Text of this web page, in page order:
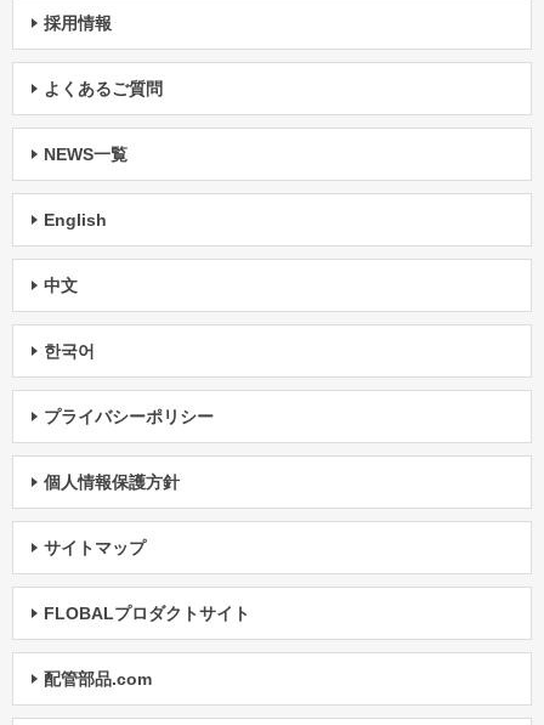
採用情報
よくあるご質問
NEWS一覧
English
中文
한국어
プライバシーポリシー
個人情報保護方針
サイトマップ
FLOBALプロダクトサイト
配管部品.com